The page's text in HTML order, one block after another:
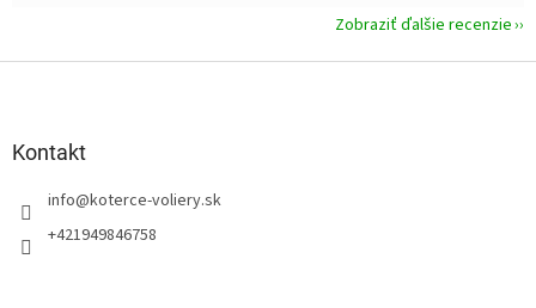
Zobraziť ďalšie recenzie
Kontakt
info@koterce-voliery.sk
+421949846758